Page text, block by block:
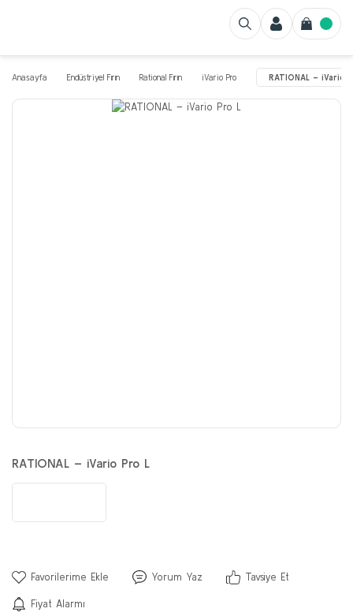
Anasayfa Endüstriyel Fırın Rational Fırın iVario Pro RATIONAL – iVario
RATIONAL – iVario Pro L
Yorum Yaz Tavsiye Et
Fiyat Alarmı